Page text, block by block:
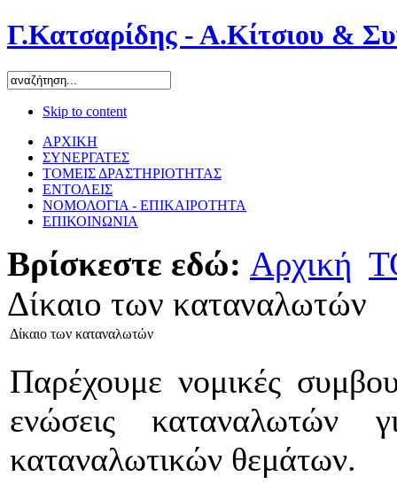
Γ.Κατσαρίδης - Α.Κίτσιου &
Skip to content
ΑΡΧΙΚΗ
ΣΥΝΕΡΓΑΤΕΣ
ΤΟΜΕΙΣ ΔΡΑΣΤΗΡΙΟΤΗΤΑΣ
ΕΝΤΟΛΕΙΣ
ΝΟΜΟΛΟΓΙΑ - ΕΠΙΚΑΙΡΟΤΗΤΑ
ΕΠΙΚΟΙΝΩΝΙΑ
Βρίσκεστε εδώ: Αρχική
Δίκαιο των καταναλωτών
Δίκαιο των καταναλωτών
Παρέχουμε νομικές
ενώσεις καταναλωτών
καταναλωτικών θεμάτων.